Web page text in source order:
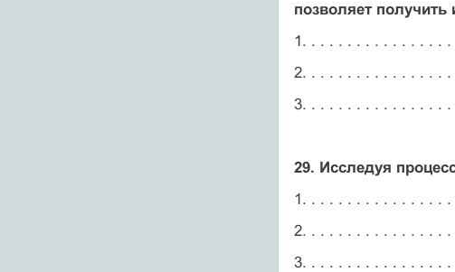
позволяет
1. . . . . . . . . . . . . . . .
2. . . . . . . . . . . . . . . .
3. . . . . . . . . . . . . . . .
29. Исследуя
1. . . . . . . . . . . . . . . .
2. . . . . . . . . . . . . . . .
3. . . . . . . . . . . . . . . .